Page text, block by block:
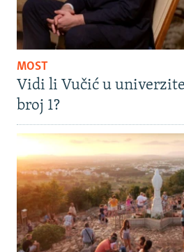
MOST
Vidi li Vučić u
broj 1?